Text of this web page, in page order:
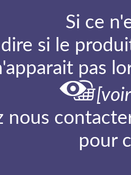
Si ce
si le
pas
nous
pour